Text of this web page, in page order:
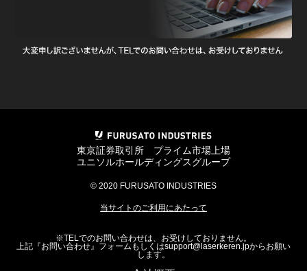
東京証券取引所 プライム市場上場
ユニソルホールディングスグループ
© 2020 FURUSATO INDUSTRIES
当サイトのご利用にあたって
※TELでのお問い合わせは、お受けしておりません。
上記『お問い合わせ』フォームもしくはsupport@laserkeren.jpからお願い
します。